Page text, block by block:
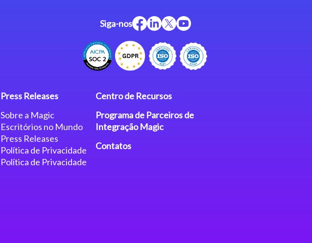
Siga-nos
Press Releases
Sobre a Magic
Escritórios no Mundo
Press Releases
Política de Privacidade
Política de Privacidade
Centro de Recursos
Programa de Parceiros de
Integração Magic
Contatos